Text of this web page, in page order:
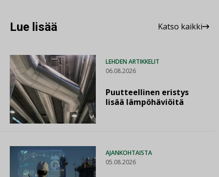
Lue lisää Katso kaikki
LEHDEN ARTIKKELIT
06.08.2026
Puutteellinen eristys
lisää lämpöhäviöitä
AJANKOHTAISTA
05.08.2026